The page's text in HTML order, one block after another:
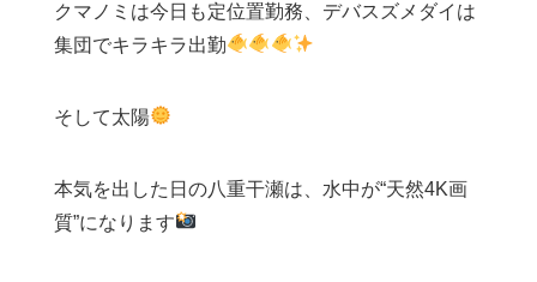
クマノミは今日も定位置勤務、デバスズメダイは
集団でキラキラ出勤
そして太陽
本気を出した日の八重干瀬は、水中が“天然4K画
質”になります